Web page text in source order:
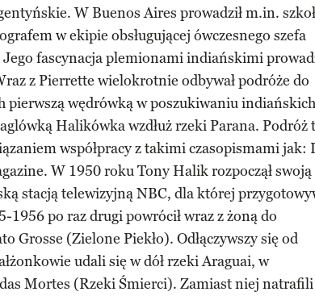
W Buenos Aires prowadził m.in.
w ekipie obsługującej ówczesnego szefa
fascynacja plemionami indiańskimi
z Pierrette wielokrotnie odbywał podróże do
pierwszą wędrówką w poszukiwaniu indiańskich
Halikówka wzdłuż rzeki Parana. Podróż
współpracy z takimi czasopismami jak:
W 1950 roku Tony Halik rozpoczął swoją
stacją telewizyjną NBC, dla której
1956 po raz drugi powrócił wraz z żoną do
Grosse (Zielone Piekło). Odłączywszy się od
udali się w dół rzeki Araguai, w
Mortes (Rzeki Śmierci). Zamiast niej natrafili